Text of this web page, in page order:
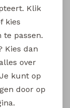
Klik
kies
passen.
Kies dan
over
kunt op
door op